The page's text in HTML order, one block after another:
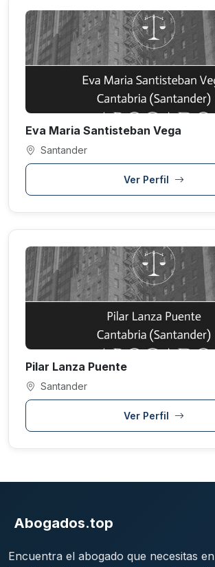
Eva Maria Santisteban Vega
Santander
Ver Perfil
Pilar Lanza Puente
Santander
Ver Perfil
Abogados.top
Encuentra el abogado que necesitas